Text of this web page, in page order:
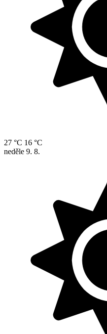
27 °C 16 °C
neděle 9. 8.